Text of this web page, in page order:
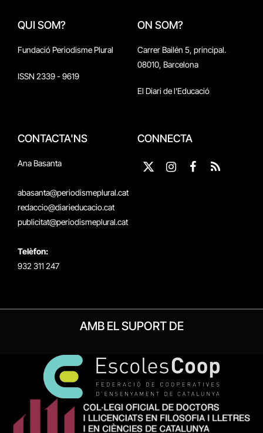
QUI SOM?
Fundació Periodisme Plural
ISSN 2339 - 9619
ON SOM?
Carrer Bailén 5, principal.
08010, Barcelona
El Diari de l'Educació
CONTACTA'NS
Ana Basanta
abasanta@periodismeplural.cat
redaccio@diarieducacio.cat
publicitat@periodismeplural.cat
Telèfon:
932 311 247
CONNECTA
X
Instagram
Facebook
RSS
AMB EL SUPORT DE